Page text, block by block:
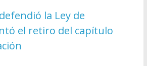
la Ley de
el retiro del capítulo